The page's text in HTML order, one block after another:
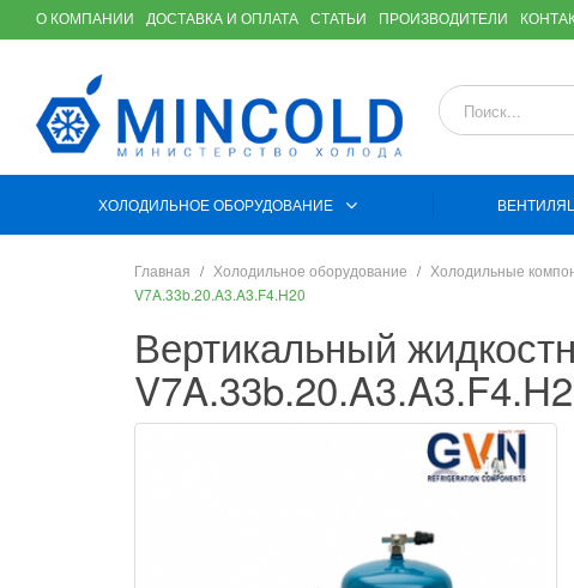
О КОМПАНИИ ДОСТАВКА И ОПЛАТА СТАТЬИ ПРОИЗВОДИТЕЛИ
ХОЛОДИЛЬНОЕ ОБОРУДОВАНИЕ
Главная Холодильное оборудование Холодильные
V7A.33b.20.A3.A3.F4.H20
Вертикальный